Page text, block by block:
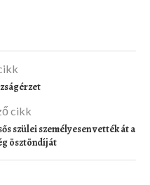
cikk
szülei személyesen vették át a
ösztöndíját